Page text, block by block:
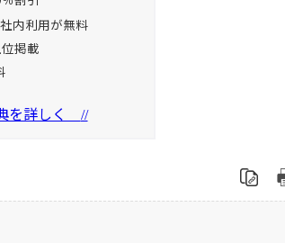
内利用が無料
掲載
を詳しく //